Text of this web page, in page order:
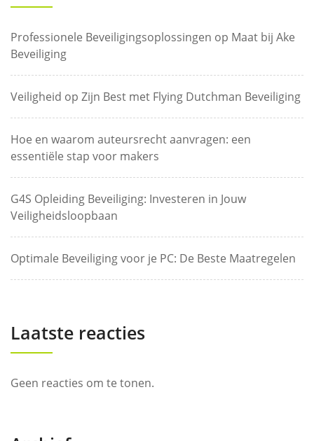
Professionele Beveiligingsoplossingen op Maat bij Ake
Beveiliging
Veiligheid op Zijn Best met Flying Dutchman Beveiliging
Hoe en waarom auteursrecht aanvragen: een
essentiële stap voor makers
G4S Opleiding Beveiliging: Investeren in Jouw
Veiligheidsloopbaan
Optimale Beveiliging voor je PC: De Beste Maatregelen
Laatste reacties
Geen reacties om te tonen.